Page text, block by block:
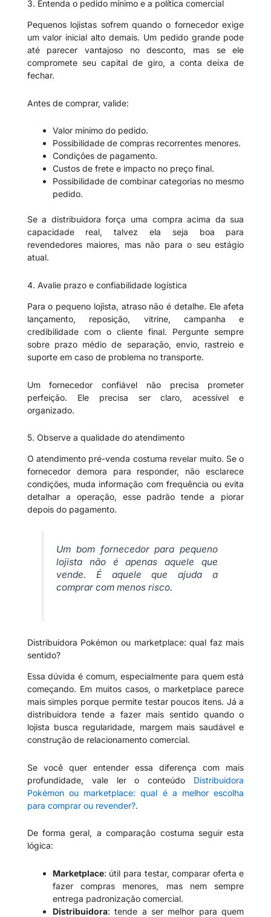
3. Entenda o pedido mínimo e a política comercial
Pequenos lojistas sofrem quando o fornecedor exige
um valor inicial alto demais. Um pedido grande pode
até parecer vantajoso no desconto, mas se ele
compromete seu capital de giro, a conta deixa de
fechar.
Antes de comprar, valide:
Valor mínimo do pedido.
Possibilidade de compras recorrentes menores.
Condições de pagamento.
Custos de frete e impacto no preço final.
Possibilidade de combinar categorias no mesmo
pedido.
Se a distribuidora força uma compra acima da sua
capacidade real, talvez ela seja boa para
revendedores maiores, mas não para o seu estágio
atual.
4. Avalie prazo e confiabilidade logística
Para o pequeno lojista, atraso não é detalhe. Ele afeta
lançamento, reposição, vitrine, campanha e
credibilidade com o cliente final. Pergunte sempre
sobre prazo médio de separação, envio, rastreio e
suporte em caso de problema no transporte.
Um fornecedor confiável não precisa prometer
perfeição. Ele precisa ser claro, acessível e
organizado.
5. Observe a qualidade do atendimento
O atendimento pré-venda costuma revelar muito. Se o
fornecedor demora para responder, não esclarece
condições, muda informação com frequência ou evita
detalhar a operação, esse padrão tende a piorar
depois do pagamento.
Um bom fornecedor para pequeno
lojista não é apenas aquele que
vende. É aquele que ajuda a
comprar com menos risco.
Distribuidora Pokémon ou marketplace: qual faz mais
sentido?
Essa dúvida é comum, especialmente para quem está
começando. Em muitos casos, o marketplace parece
mais simples porque permite testar poucos itens. Já a
distribuidora tende a fazer mais sentido quando o
lojista busca regularidade, margem mais saudável e
construção de relacionamento comercial.
Se você quer entender essa diferença com mais
profundidade, vale ler o conteúdo Distribuidora
Pokémon ou marketplace: qual é a melhor escolha
para comprar ou revender?.
De forma geral, a comparação costuma seguir esta
lógica:
Marketplace: útil para testar, comparar oferta e
fazer compras menores, mas nem sempre
entrega padronização comercial.
Distribuidora: tende a ser melhor para quem